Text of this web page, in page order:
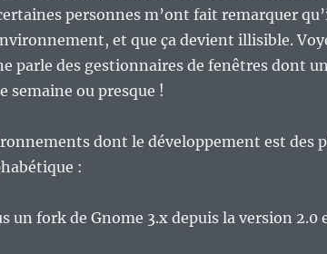
personnes m’ont fait remarquer
et que ça devient illisible.
parle des gestionnaires de fenêtres dont
semaine ou presque !
dont le développement est des
:
un fork de Gnome 3.x depuis la version 2.0